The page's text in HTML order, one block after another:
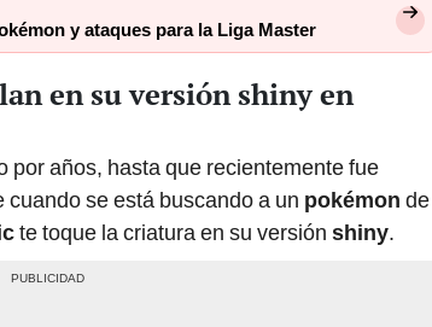
y ataques para la Liga Master
en su versión shiny en
por años, hasta que recientemente fue
se está buscando a un pokémon de
te toque la criatura en su versión shiny.